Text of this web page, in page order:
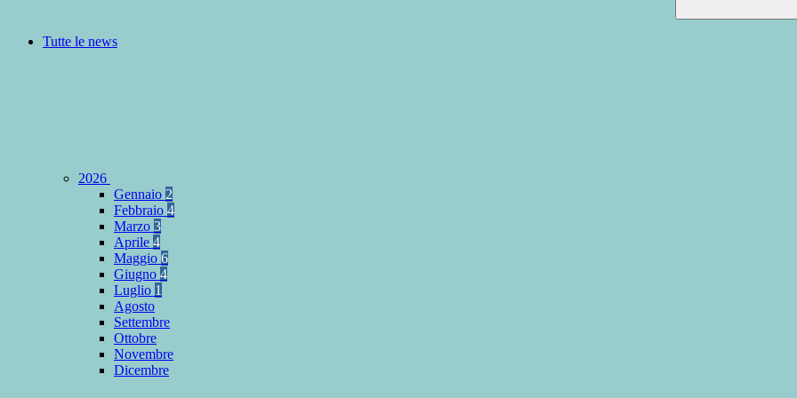
Tutte le news
2026
Gennaio 2
Febbraio 4
Marzo 3
Aprile 4
Maggio 6
Giugno 4
Luglio 1
Agosto
Settembre
Ottobre
Novembre
Dicembre